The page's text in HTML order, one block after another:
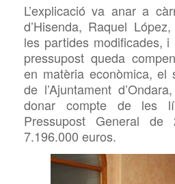
L’explicació va anar a
d’Hisenda, Raquel
les partides modificades,
pressupost queda
en matèria econòmica, el
de l’Ajuntament
donar compte de les
Pressupost General
7.196.000 euros.